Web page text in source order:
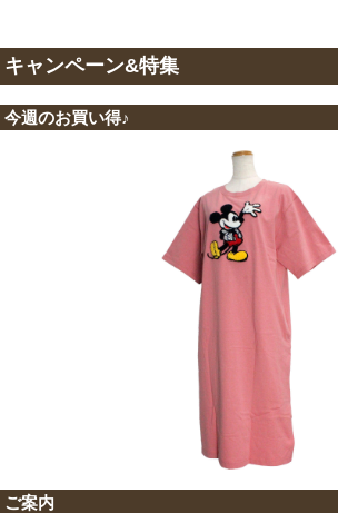
キャンペーン&特集
今週のお買い得♪
ご案内